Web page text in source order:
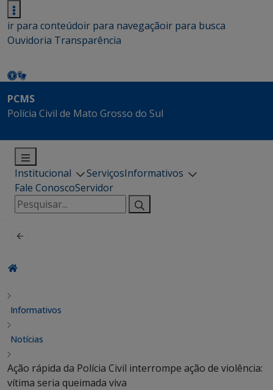
ir para conteúdoir para navegaçãoir para busca
Ouvidoria Transparência
PCMS
Polícia Civil de Mato Grosso do Sul
Institucional ServiçosInformativos
Fale ConoscoServidor
Pesquisar
por:
Informativos
Notícias
Ação rápida da Polícia Civil interrompe ação de violência:
vítima seria queimada viva